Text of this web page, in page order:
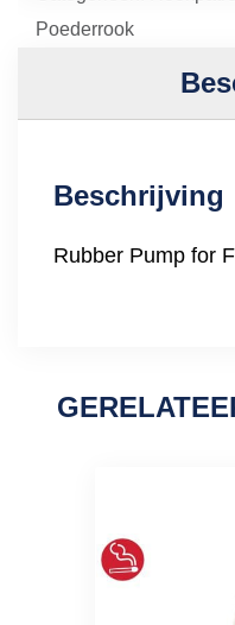
Poederrook
Beschrijving
Rubber Pump for